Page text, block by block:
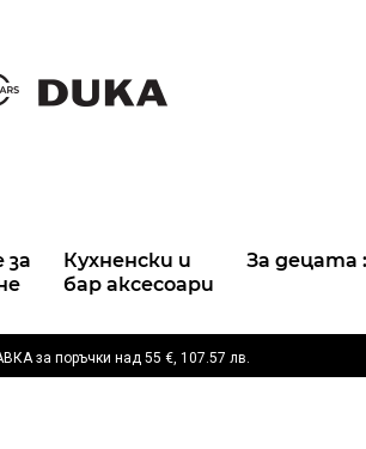
за
Кухненски и
бар аксесоари
За децата
за поръчки над 55 €, 107.57 лв.